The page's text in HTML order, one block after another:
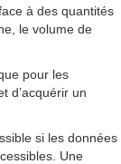
à des quantités
le volume de
pour les
d’acquérir un
si les données
Une